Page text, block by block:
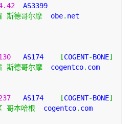
斯德哥尔摩
  obe
. net
   AS174
[COGENT-BONE]
斯德哥尔摩
  cogentco
. com
   AS174
[COGENT-BONE]
哥本哈根
  cogentco
. com